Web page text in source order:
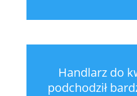
Handlarz do
podchodził